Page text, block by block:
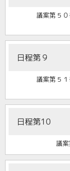
議案第５
日程第９
議案第５
日程第10
議